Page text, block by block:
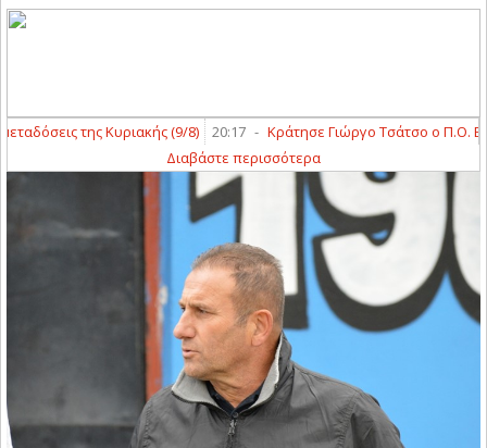
της Κυριακής (9/8) 20:17 - Κράτησε Γιώργο Τσάτσο ο Π.Ο.
Διαβάστε περισσότερα